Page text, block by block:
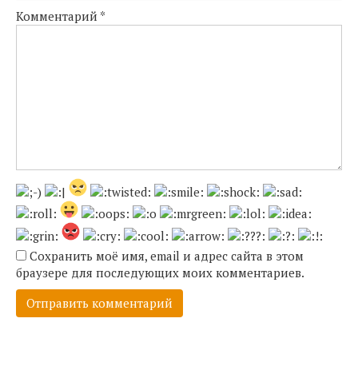
Комментарий *
Сохранить моё имя, email и адрес сайта в этом
браузере для последующих моих комментариев.